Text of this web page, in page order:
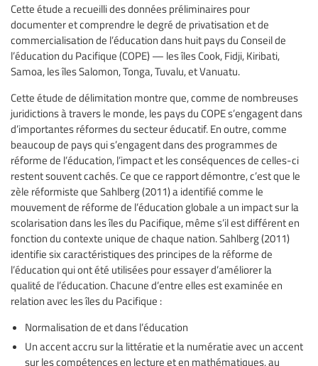
Cette étude a recueilli des données préliminaires pour
documenter et comprendre le degré de privatisation et de
commercialisation de l’éducation dans huit pays du Conseil de
l’éducation du Pacifique (COPE) — les îles Cook, Fidji, Kiribati,
Samoa, les îles Salomon, Tonga, Tuvalu, et Vanuatu.
Cette étude de délimitation montre que, comme de nombreuses
juridictions à travers le monde, les pays du COPE s’engagent dans
d’importantes réformes du secteur éducatif. En outre, comme
beaucoup de pays qui s’engagent dans des programmes de
réforme de l’éducation, l’impact et les conséquences de celles-ci
restent souvent cachés. Ce que ce rapport démontre, c’est que le
zèle réformiste que Sahlberg (2011) a identifié comme le
mouvement de réforme de l’éducation globale a un impact sur la
scolarisation dans les îles du Pacifique, même s’il est différent en
fonction du contexte unique de chaque nation. Sahlberg (2011)
identifie six caractéristiques des principes de la réforme de
l’éducation qui ont été utilisées pour essayer d’améliorer la
qualité de l’éducation. Chacune d’entre elles est examinée en
relation avec les îles du Pacifique :
Normalisation de et dans l’éducation
Un accent accru sur la littératie et la numératie avec un accent
sur les compétences en lecture et en mathématiques, au